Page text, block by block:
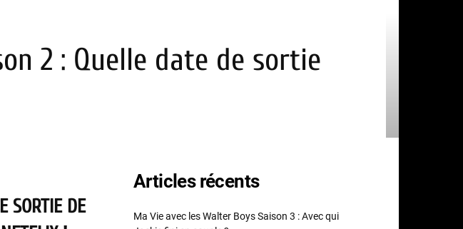
2 : Quelle date de sortie
SORTIE DE
Articles récents
Ma Vie avec les Walter Boys Saison 3 : Avec qui